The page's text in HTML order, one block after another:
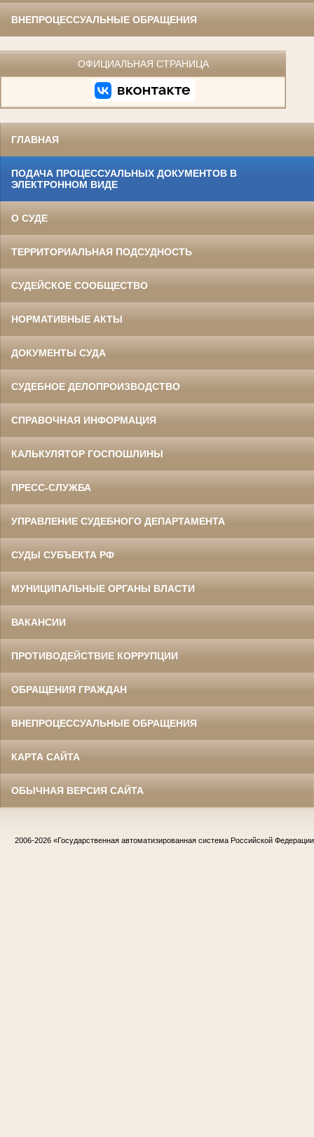
ВНЕПРОЦЕССУАЛЬНЫЕ ОБРАЩЕНИЯ
ОФИЦИАЛЬНАЯ СТРАНИЦА
ГЛАВНАЯ
ПОДАЧА ПРОЦЕССУАЛЬНЫХ ДОКУМЕНТОВ В
ЭЛЕКТРОННОМ ВИДЕ
О СУДЕ
ТЕРРИТОРИАЛЬНАЯ ПОДСУДНОСТЬ
СУДЕЙСКОЕ СООБЩЕСТВО
НОРМАТИВНЫЕ АКТЫ
ДОКУМЕНТЫ СУДА
СУДЕБНОЕ ДЕЛОПРОИЗВОДСТВО
СПРАВОЧНАЯ ИНФОРМАЦИЯ
КАЛЬКУЛЯТОР ГОСПОШЛИНЫ
ПРЕСС-СЛУЖБА
УПРАВЛЕНИЕ СУДЕБНОГО ДЕПАРТАМЕНТА
СУДЫ СУБЪЕКТА РФ
МУНИЦИПАЛЬНЫЕ ОРГАНЫ ВЛАСТИ
ВАКАНСИИ
ПРОТИВОДЕЙСТВИЕ КОРРУПЦИИ
ОБРАЩЕНИЯ ГРАЖДАН
ВНЕПРОЦЕССУАЛЬНЫЕ ОБРАЩЕНИЯ
КАРТА САЙТА
ОБЫЧНАЯ ВЕРСИЯ САЙТА
2006-2026 «Государственная автоматизированная система Российской